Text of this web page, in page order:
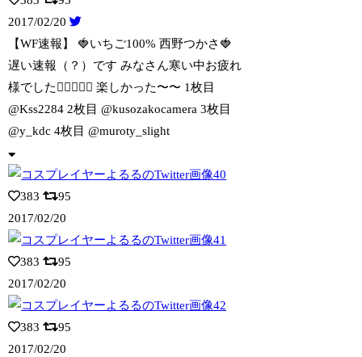
2017/02/20
【WF速報】 🍓いちご100% 西野つかさ🍓
遅い速報（？）です みなさん寒い中お疲れ
様でした🙇‍♀️✨✨✨ 楽しかった〜〜 1枚目
@Kss2284 2枚目 @kusozakocamera 3枚目
@y_kdc 4枚目 @muroty_slight
383
95
2017/02/20
383
95
2017/02/20
383
95
2017/02/20